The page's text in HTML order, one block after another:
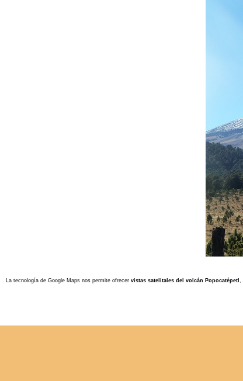
La tecnología de Google Maps nos permite ofrecer vistas satelitales del volcán Popocatépetl ,